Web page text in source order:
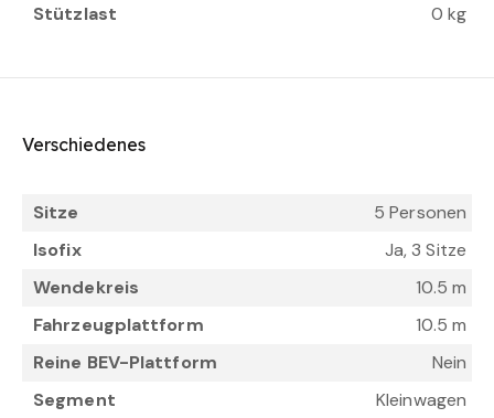
Stützlast
0 kg
Verschiedenes
Sitze
5 Personen
Isofix
Ja, 3 Sitze
Wendekreis
10.5 m
Fahrzeugplattform
10.5 m
Reine BEV-Plattform
Nein
Segment
Kleinwagen